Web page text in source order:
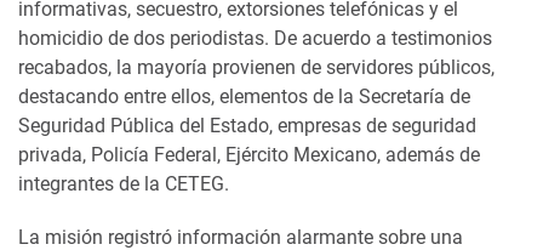
informativas, secuestro, extorsiones telefónicas y el
homicidio de dos periodistas. De acuerdo a testimonios
recabados, la mayoría provienen de servidores públicos,
destacando entre ellos, elementos de la Secretaría de
Seguridad Pública del Estado, empresas de seguridad
privada, Policía Federal, Ejército Mexicano, además de
integrantes de la CETEG.
La misión registró información alarmante sobre una